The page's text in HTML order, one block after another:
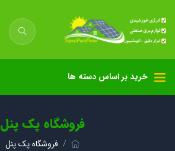
خرید بر اساس دسته ها
فروشگاه پک پنل
فروشگاه پک پنل